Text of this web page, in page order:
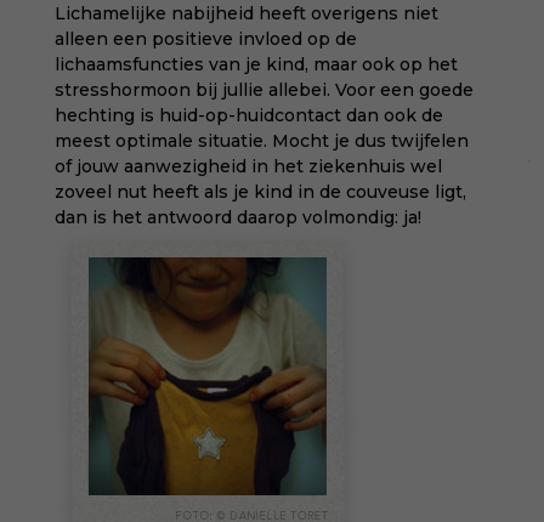
Lichamelijke nabijheid heeft overigens niet
alleen een positieve invloed op de
lichaamsfuncties van je kind, maar ook op het
stresshormoon bij jullie allebei. Voor een goede
hechting is huid-op-huidcontact dan ook de
meest optimale situatie. Mocht je dus twijfelen
of jouw aanwezigheid in het ziekenhuis wel
zoveel nut heeft als je kind in de couveuse ligt,
dan is het antwoord daarop volmondig: ja!